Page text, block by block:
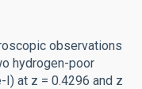
observations
hydrogen-poor
I) at z = 0.4296 and z